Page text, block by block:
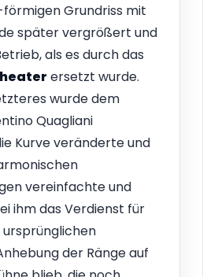
Grundriss mit
später vergrößert und
als es durch das
ersetzt wurde.
wurde dem
Quagliani
Kurve veränderte und
vereinfachte und
ihm das Verdienst für
ursprünglichen
der Ränge auf